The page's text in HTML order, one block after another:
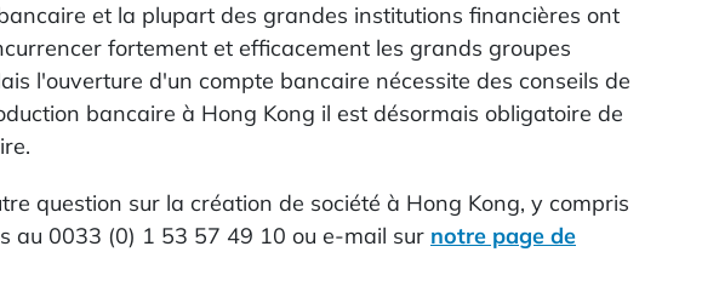
et la plupart des grandes institutions financières ont
fortement et efficacement les grands groupes
l'ouverture d'un compte bancaire nécessite des conseils de
bancaire à Hong Kong il est désormais obligatoire de
question sur la création de société à Hong Kong, y compris
au 0033 (0) 1 53 57 49 10 ou e-mail sur notre page de